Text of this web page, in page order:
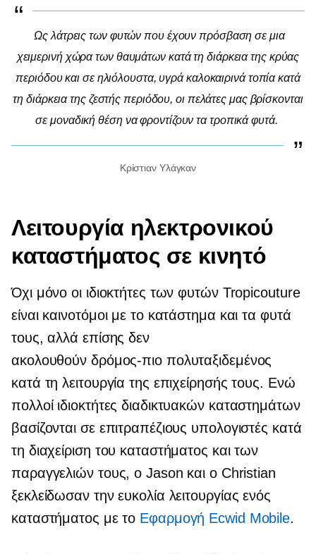
Ως λάτρεις των φυτών που έχουν πρόσβαση σε μια
χειμερινή χώρα των θαυμάτων κατά τη διάρκεια της κρύας
περιόδου και σε ηλιόλουστα, υγρά καλοκαιρινά τοπία κατά
τη διάρκεια της ζεστής περιόδου, οι πελάτες μας βρίσκονται
σε μοναδική θέση να φροντίζουν τα τροπικά φυτά.
Κρίστιαν Υλάγκαν
Λειτουργία ηλεκτρονικού
καταστήματος σε κινητό
Όχι μόνο οι ιδιοκτήτες των φυτών Tropicouture
είναι καινοτόμοι με το κατάστημα και τα φυτά
τους, αλλά επίσης δεν
ακολουθούν δρόμος-πιο πολυταξιδεμένος
κατά τη λειτουργία της επιχείρησής τους. Ενώ
πολλοί ιδιοκτήτες διαδικτυακών καταστημάτων
βασίζονται σε επιτραπέζιους υπολογιστές κατά
τη διαχείριση του καταστήματος και των
παραγγελιών τους, ο Jason και ο Christian
ξεκλείδωσαν την ευκολία λειτουργίας ενός
καταστήματος με το Εφαρμογή Ecwid Mobile.